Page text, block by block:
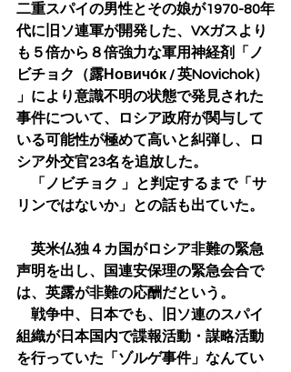
二重スパイの男性とその娘が1970-80年
代に旧ソ連軍が開発した、VXガスより
も５倍から８倍強力な軍用神経剤「ノ
ビチョク（露Новичо́к / 英Novichok）
」により意識不明の状態で発見された
事件について、ロシア政府が関与して
いる可能性が極めて高いと糾弾し、ロ
シア外交官23名を追放した。
「ノビチョク 」と判定するまで「サ
リンではないか」との話も出ていた。
英米仏独４カ国がロシア非難の緊急
声明を出し、国連安保理の緊急会合で
は、英露が非難の応酬だという。
戦争中、日本でも、旧ソ連のスパイ
組織が日本国内で諜報活動・謀略活動
を行っていた「ゾルゲ事件」なんてい